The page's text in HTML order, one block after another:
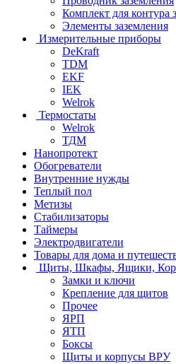
Комплект для контура
Элементы заземления
Измерительные приборы
DeKraft
TDM
EKF
IEK
Welrok
Термостаты
Welrok
ТДМ
Нанопротект
Обогреватели
Внутренние нужды
Теплый пол
Метизы
Стабилизаторы
Таймеры
Электродвигатели
Товары для дома и
Щиты, Шкафы, Ящики,
Замки и ключи
Крепление для щитов
Прочее
ЯРП
ЯТП
Боксы
Щиты и корпусы ВРУ